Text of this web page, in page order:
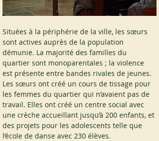
Situées à la périphérie de la ville, les sœurs
sont actives auprès de la population
démunie. La majorité des familles du
quartier sont monoparentales ; la violence
est présente entre bandes rivales de jeunes.
Les sœurs ont créé un cours de tissage pour
les femmes du quartier qui n’avaient pas de
travail. Elles ont créé un centre social avec
une crèche accueillant jusqu’à 200 enfants, et
des projets pour les adolescents telle que
l’école de danse avec 230 élèves.